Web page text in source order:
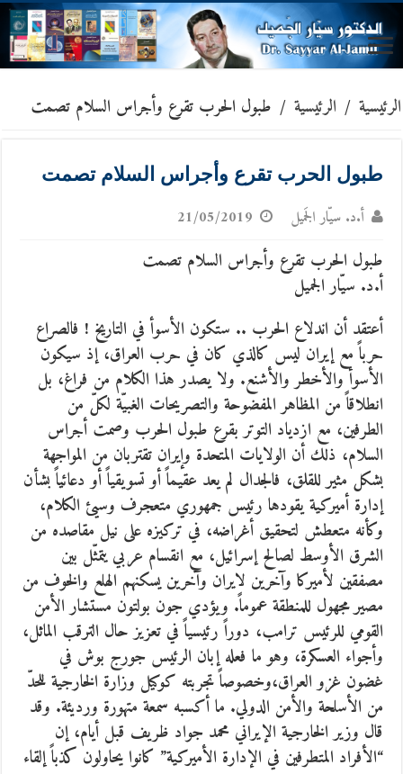
الرئيسية / الرئيسية / طبول الحرب تقرع وأجراس السلام تصمت
طبول الحرب تقرع وأجراس السلام تصمت
أ.د. سيّار الجَميل 21/05/2019
طبول الحرب تقرع وأجراس السلام تصمت
أ.د. سيّار الجميل
أعتقد أن اندلاع الحرب .. ستكون الأسوأ في التاريخ ! فالصراع
حرباً مع إيران ليس كالذي كان في حرب العراق، إذ سيكون
الأسوأ والأخطر والأشنع. ولا يصدر هذا الكلام من فراغ، بل
انطلاقاً من المظاهر المفضوحة والتصريحات الغبيّة لكلّ من
الطرفين، مع ازدياد التوتر بقرع طبول الحرب وصمت أجراس
السلام، ذلك أن الولايات المتحدة وإيران تقتربان من المواجهة
بشكل مثير للقلق، فالجدال لم يعد عقيماً أو تسويقياً أو دعائياً بشأن
إدارة أميركية يقودها رئيس جمهوري متعجرف وسيئ الكلام،
وكأنه متعطش لتحقيق أغراضه، في تركيزه على نيل مقاصده من
الشرق الأوسط لصالح إسرائيل، مع انقسام عربي يتمثّل بين
مصفقين لأميركا وآخرين لايران وآخرين يسكنهم الهلع والخوف من
مصير مجهول للمنطقة عموماً. ويؤدي جون بولتون مستشار الأمن
القومي للرئيس ترامب، دوراً رئيسياً في تعزيز حال الترقب الماثل،
وأجواء العسكرة، وهو ما فعله إبان الرئيس جورج بوش في
غضون غزو العراق،وخصوصاً تجربته كوكيل وزارة الخارجية للحدّ
من الأسلحة والأمن الدولي. ما أكسبه سمعة متهورة ورديئة. وقد
قال وزير الخارجية الإيراني محمد جواد ظريف قبل أيام، إن
“الأفراد المتطرفين في الإدارة الأميركية” كانوا يحاولون كذباً إلقاء